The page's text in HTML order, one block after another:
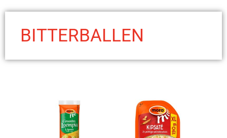
BITTERBALLEN